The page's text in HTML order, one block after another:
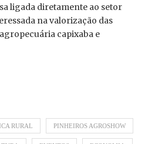
ligada diretamente ao setor
na valorização das
capixaba e
RURAL PINHEIROS AGROSHOW